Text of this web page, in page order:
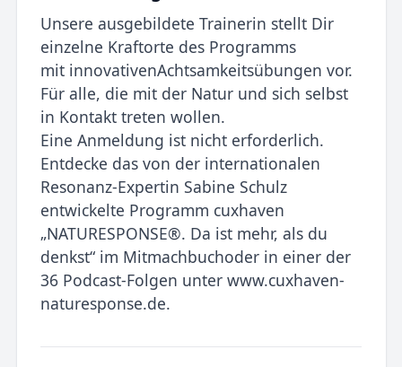
Unsere ausgebildete Trainerin stellt Dir
einzelne Kraftorte des Programms
mit innovativenAchtsamkeitsübungen vor.
Für alle, die mit der Natur und sich selbst
in Kontakt treten wollen.
Eine Anmeldung ist nicht erforderlich.
Entdecke das von der internationalen
Resonanz-Expertin Sabine Schulz
entwickelte Programm cuxhaven
„NATURESPONSE®. Da ist mehr, als du
denkst“ im Mitmachbuchoder in einer der
36 Podcast-Folgen unter www.cuxhaven-
naturesponse.de.